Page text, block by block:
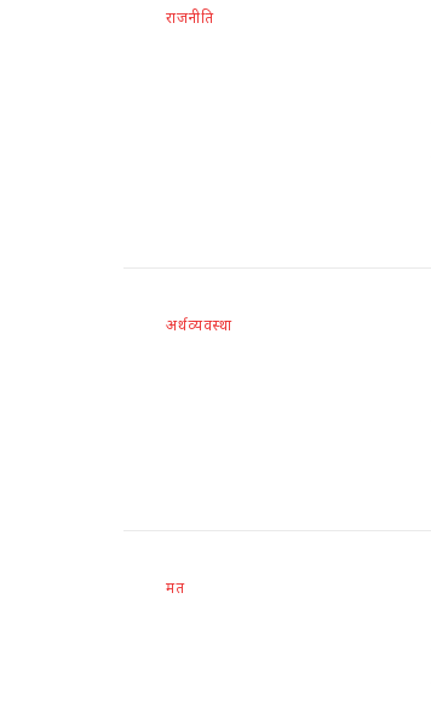
राजनीति
अर्थव्यवस्था
मत